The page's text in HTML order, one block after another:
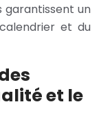
garantissent un
et du
et le